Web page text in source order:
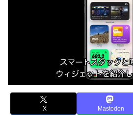
X Mastodon